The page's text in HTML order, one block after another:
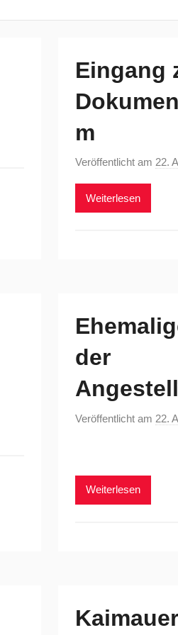
Eingang
m
Veröffentlicht am 22.
Weiterlesen
der
Veröffentlicht am 22.
Weiterlesen